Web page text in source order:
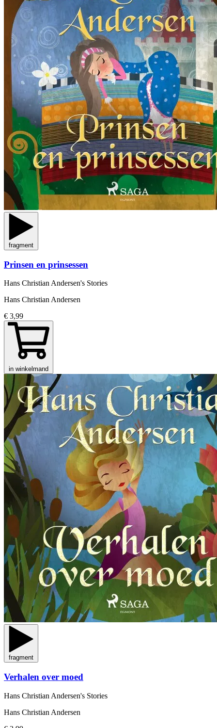
fragment
Prinsen en prinsessen
Hans Christian Andersen's Stories
Hans Christian Andersen
€ 3,99
in winkelmand
fragment
Verhalen over moed
Hans Christian Andersen's Stories
Hans Christian Andersen